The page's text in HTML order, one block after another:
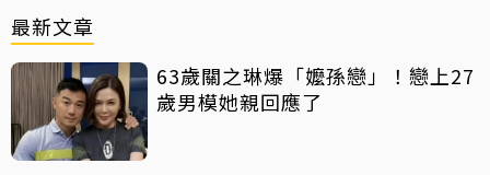
最新文章
63歲關之琳爆「嬤孫戀」！戀上27
歲男模她親回應了